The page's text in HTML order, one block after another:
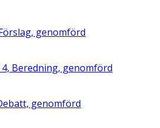
genomförd
4, Beredning, genomförd
genomförd